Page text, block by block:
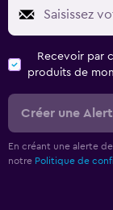
Recevoir par
produits de
Créer une
En créant une alerte
notre Politique de